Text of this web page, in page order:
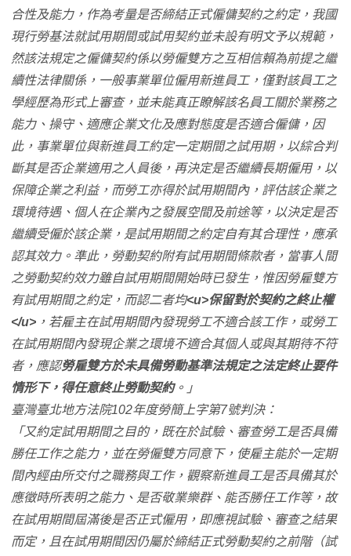
合性及能力，作為考量是否締結正式僱傭契約之約定，我國
現行勞基法就試用期間或試用契約並未設有明文予以規範，
然該法規定之僱傭契約係以勞僱雙方之互相信賴為前提之繼
續性法律關係，一般事業單位僱用新進員工，僅對該員工之
學經歷為形式上審查，並未能真正瞭解該名員工關於業務之
能力、操守、適應企業文化及應對態度是否適合僱傭，因
此，事業單位與新進員工約定一定期間之試用期，以綜合判
斷其是否企業適用之人員後，再決定是否繼續長期僱用，以
保障企業之利益，而勞工亦得於試用期間內，評估該企業之
環境待遇、個人在企業內之發展空間及前途等，以決定是否
繼續受僱於該企業，是試用期間之約定自有其合理性，應承
認其效力。準此，勞動契約附有試用期間條款者，當事人間
之勞動契約效力雖自試用期間開始時已發生，惟因勞雇雙方
有試用期間之約定，而認二者均<u>保留對於契約之終止權
</u> ，若雇主在試用期間內發現勞工不適合該工作，或勞工
在試用期間內發現企業之環境不適合其個人或與其期待不符
者，應認勞雇雙方於未具備勞動基準法規定之法定終止要件
情形下，得任意終止勞動契約。」
臺灣臺北地方法院102年度勞簡上字第7號判決：
「又約定試用期間之目的，既在於試驗、審查勞工是否具備
勝任工作之能力，並在勞僱雙方同意下，使雇主能於一定期
間內經由所交付之職務與工作，觀察新進員工是否具備其於
應徵時所表明之能力、是否敬業樂群、能否勝任工作等，故
在試用期間屆滿後是否正式僱用，即應視試驗、審查之結果
而定，且在試用期間因仍屬於締結正式勞動契約之前階（試